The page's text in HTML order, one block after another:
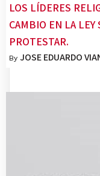
LOS LÍDERES
CAMBIO EN LA LEY
PROTESTAR.
By JOSE EDUARDO